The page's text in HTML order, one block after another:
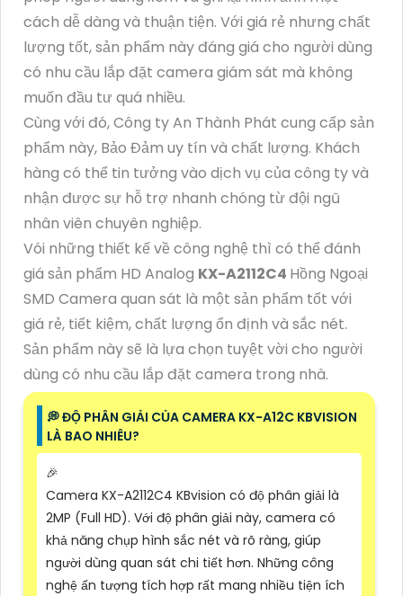
cách dễ dàng và thuận tiện. Với giá rẻ nhưng chất
lượng tốt, sản phẩm này đáng giá cho người dùng
có nhu cầu lắp đặt camera giám sát mà không
muốn đầu tư quá nhiều.
Cùng với đó, Công ty An Thành Phát cung cấp sản
phẩm này, Bảo Đảm uy tín và chất lượng. Khách
hàng có thể tin tưởng vào dịch vụ của công ty và
nhận được sự hỗ trợ nhanh chóng từ đội ngũ
nhân viên chuyên nghiệp.
Vói những thiết kế về công nghệ thì có thể đánh
giá sản phẩm HD Analog KX-A2112C4 Hồng Ngoại
SMD Camera quan sát là một sản phẩm tốt với
giá rẻ, tiết kiệm, chất lượng ổn định và sắc nét.
Sản phẩm này sẽ là lựa chọn tuyệt vời cho người
dùng có nhu cầu lắp đặt camera trong nhà.
️💭 ĐỘ PHÂN GIẢI CỦA CAMERA KX-A12C KBVISION
LÀ BAO NHIÊU?
️🎉
Camera KX-A2112C4 KBvision có độ phân giải là
2MP (Full HD). Với độ phân giải này, camera có
khả năng chụp hình sắc nét và rõ ràng, giúp
người dùng quan sát chi tiết hơn. Những công
nghệ ấn tượng tích hợp rất mang nhiều tiện ích